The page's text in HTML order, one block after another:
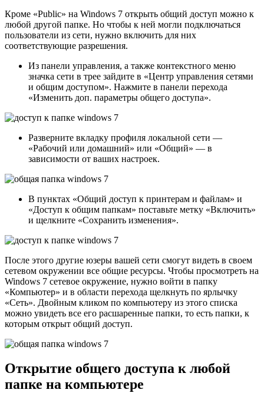
Кроме «Public» на Windows 7 открыть общий доступ можно к
любой другой папке. Но чтобы к ней могли подключаться
пользователи из сети, нужно включить для них
соответствующие разрешения.
Из панели управления, а также контекстного меню
значка сети в трее зайдите в «Центр управления сетями
и общим доступом». Нажмите в панели перехода
«Изменить доп. параметры общего доступа».
Разверните вкладку профиля локальной сети —
«Рабочий или домашний» или «Общий» — в
зависимости от ваших настроек.
В пунктах «Общий доступ к принтерам и файлам» и
«Доступ к общим папкам» поставьте метку «Включить»
и щелкните «Сохранить изменения».
После этого другие юзеры вашей сети смогут видеть в своем
сетевом окружении все общие ресурсы. Чтобы просмотреть на
Windows 7 сетевое окружение, нужно войти в папку
«Компьютер» и в области перехода щелкнуть по ярлычку
«Сеть». Двойным кликом по компьютеру из этого списка
можно увидеть все его расшаренные папки, то есть папки, к
которым открыт общий доступ.
Открытие общего доступа к любой
папке на компьютере